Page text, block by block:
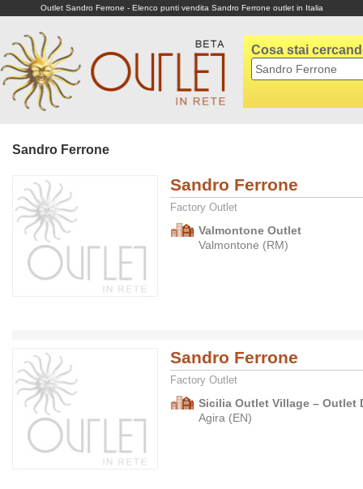
Outlet Sandro Ferrone - Elenco punti vendita Sandro Ferrone outlet in Italia
Cosa stai
Sandro Ferrone
Sandro Ferrone
Factory Outlet
Valmontone Outlet
Valmontone (RM)
Sandro Ferrone
Factory Outlet
Sicilia Outlet Village – Outlet
Agira (EN)